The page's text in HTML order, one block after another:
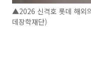
▲2026 신격호 롯데 해외
데장학재단)